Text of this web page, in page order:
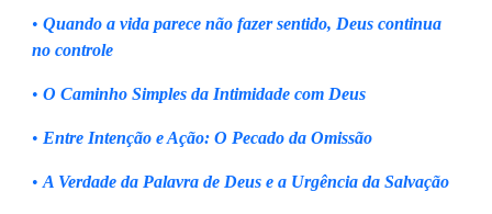
• Quando a vida parece não fazer sentido, Deus continua
no controle
• O Caminho Simples da Intimidade com Deus
• Entre Intenção e Ação: O Pecado da Omissão
• A Verdade da Palavra de Deus e a Urgência da Salvação